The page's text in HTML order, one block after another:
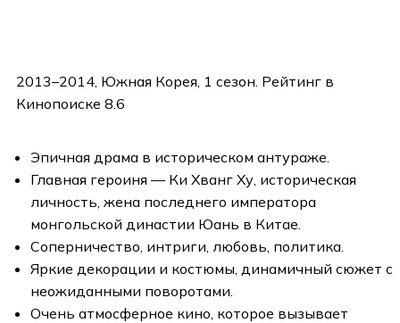
2013–2014, Южная Корея, 1 сезон. Рейтинг в
Кинопоиске 8.6
Эпичная драма в историческом антураже.
Главная героиня — Ки Хванг Ху, историческая
личность, жена последнего императора
монгольской династии Юань в Китае.
Соперничество, интриги, любовь, политика.
Яркие декорации и костюмы, динамичный сюжет с
неожиданными поворотами.
Очень атмосферное кино, которое вызывает